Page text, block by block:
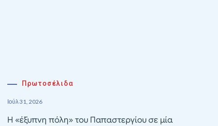
Πρωτοσέλιδα
Ιούλ 31, 2026
Η «έξυπνη πόλη» του Παπαστεργίου σε μία